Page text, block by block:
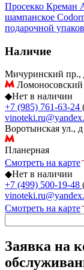
Просекко Креман
шампанское
подарочной
Наличие
Мичуринский пр.,
Ломоносовский
◆Нет в наличии
+7 (985) 761-63-24
Воротынская ул.,
Планерная
Смотреть на карте
◆Нет в наличии
+7 (499) 500-19-48
Смотреть на карте
Заявка на